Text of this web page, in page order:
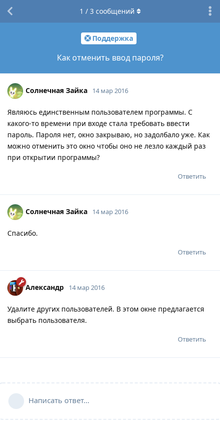
Поддержка
Как отменить ввод пароля?
1 / 3 сообщений
Солнечная Зайка 14 мар 2016
Являюсь единственным пользователем программы. С
какого-то времени при входе стала требовать ввести
пароль. Пароля нет, окно закрываю, но задолбало уже. Как
можно отменить это окно чтобы оно не лезло каждый раз
при открытии программы?
Ответить
Солнечная Зайка 14 мар 2016
Спасибо.
Ответить
Александр 14 мар 2016
Удалите других пользователей. В этом окне предлагается
выбрать пользователя.
Ответить
Написать ответ...